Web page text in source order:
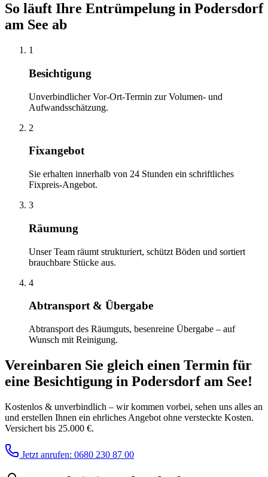
So läuft Ihre Entrümpelung in Podersdorf
am See ab
1
Besichtigung
Unverbindlicher Vor-Ort-Termin zur Volumen- und
Aufwandsschätzung.
2
Fixangebot
Sie erhalten innerhalb von 24 Stunden ein schriftliches
Fixpreis-Angebot.
3
Räumung
Unser Team räumt strukturiert, schützt Böden und sortiert
brauchbare Stücke aus.
4
Abtransport & Übergabe
Abtransport des Räumguts, besenreine Übergabe – auf
Wunsch mit Reinigung.
Vereinbaren Sie gleich einen Termin für
eine Besichtigung in Podersdorf am See!
Kostenlos & unverbindlich – wir kommen vorbei, sehen uns alles an
und erstellen Ihnen ein ehrliches Angebot ohne versteckte Kosten.
Versichert bis 25.000 €.
Jetzt anrufen: 0680 230 87 00